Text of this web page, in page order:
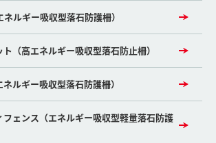
ルギー吸収型落石防護柵）
（高エネルギー吸収型落石防止柵）
ルギー吸収型落石防護柵）
フェンス（エネルギー吸収型軽量落石防護